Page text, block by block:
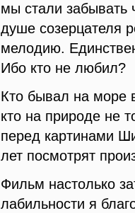
мы стали забывать
душе созерцателя
мелодию.
Ибо кто не любил?
Кто бывал на море
кто на природе не
перед картинами
лет посмотрят
Фильм настолько
лабильности я